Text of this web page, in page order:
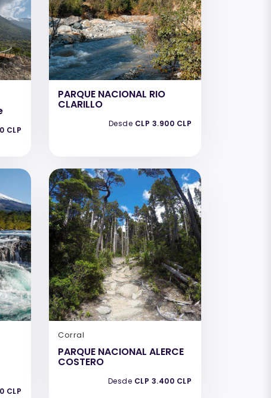
CLP
PARQUE NACIONAL RIO
CLARILLO
Desde CLP 3.900 CLP
CLP
Corral
PARQUE NACIONAL ALERCE
COSTERO
Desde CLP 3.400 CLP